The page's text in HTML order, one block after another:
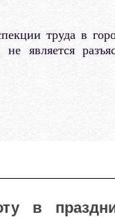
труда в
является
в